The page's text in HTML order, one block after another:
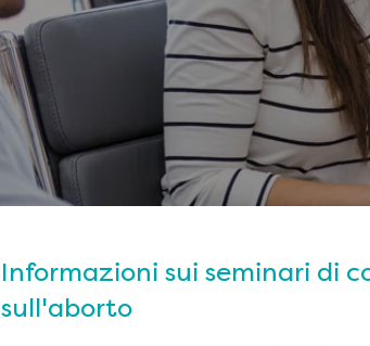
Informazioni sui seminari di
sull'aborto